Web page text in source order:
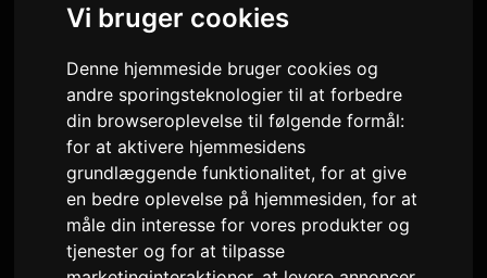
Vi bruger cookies
Denne hjemmeside bruger cookies og
andre sporingsteknologier til at forbedre
din browseroplevelse til følgende formål:
for at aktivere hjemmesidens
grundlæggende funktionalitet,for at give
en bedre oplevelse på hjemmesiden,for at
måle din interesse for vores produkter og
tjenester og for at tilpasse
Voice Actor Kikunosuke Toya
og komiker ORE Tomoda
lancerer nyt talkshow